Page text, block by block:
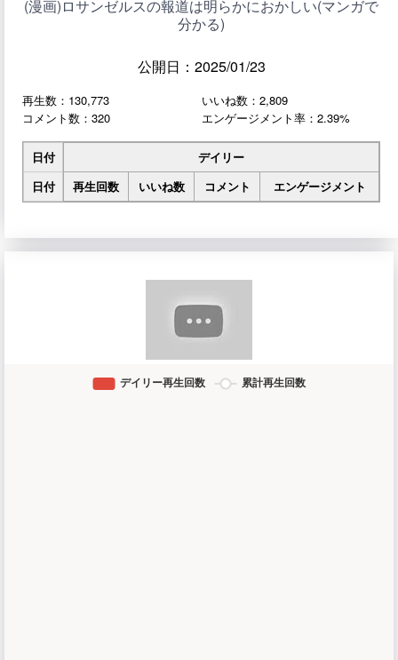
(漫画)ロサンゼルスの報道は明らかにおかしい(マンガで
分かる)
公開日：2025/01/23
再生数：130,773
いいね数：2,809
コメント数：320
エンゲージメント率：2.39%
日付
デイリー
日付
再生回数 いいね数 コメント エンゲージメント